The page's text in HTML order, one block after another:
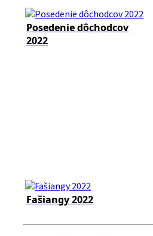
Posedenie dôchodcov
2022
Fašiangy 2022